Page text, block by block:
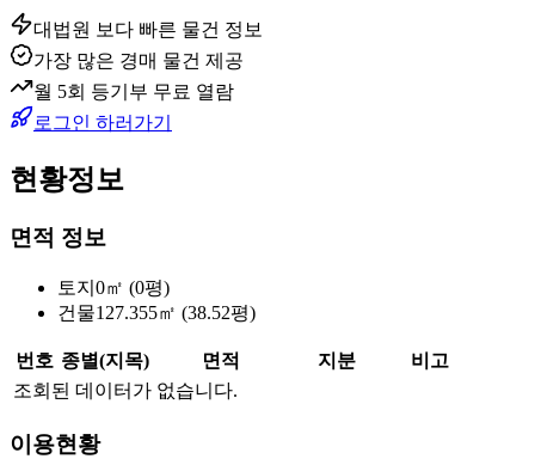
대법원 보다 빠른 물건 정보
가장 많은 경매 물건 제공
월 5회 등기부 무료 열람
로그인 하러가기
현황정보
면적 정보
토지 0㎡ (0평)
건물127.355㎡ (38.52평)
번호 종별(지목) 면적 지분
비고
조회된 데이터가 없습니다.
이용현황